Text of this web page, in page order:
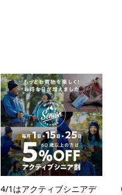
4/1はアクティブシニアデ